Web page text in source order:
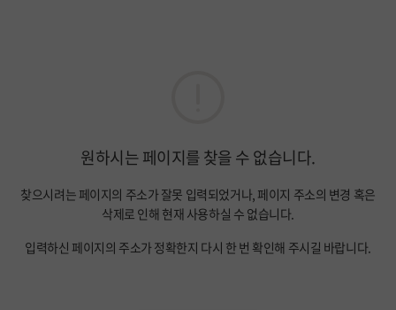
원하시는 페이지를 찾을 수 없습니다.
찾으시려는 페이지의 주소가 잘못 입력되었거나, 페이지 주소의 변경 혹은
삭제로 인해 현재 사용하실 수 없습니다.
입력하신 페이지의 주소가 정확한지 다시 한 번 확인해 주시길 바랍니다.